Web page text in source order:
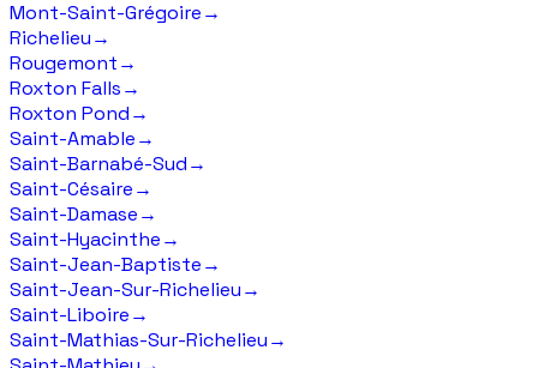
Mont-Saint-Grégoire→
Richelieu→
Rougemont→
Roxton Falls→
Roxton Pond→
Saint-Amable→
Saint-Barnabé-Sud→
Saint-Césaire→
Saint-Damase→
Saint-Hyacinthe→
Saint-Jean-Baptiste→
Saint-Jean-Sur-Richelieu→
Saint-Liboire→
Saint-Mathias-Sur-Richelieu→